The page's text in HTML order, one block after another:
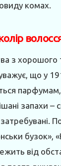
комах.
з хорошого
що у
запахи –
бузок»,
від